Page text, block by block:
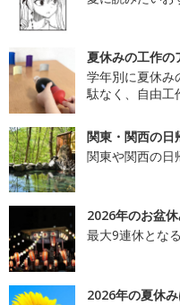
夏休みの工作の
学年別に夏休み
駄なく、自由工
関東・関西の日
関東や関西の日
2026年のお盆
最大9連休とな
2026年の夏休